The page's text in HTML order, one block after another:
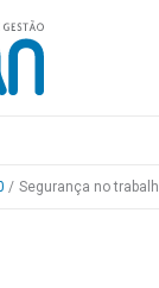
Segurança no